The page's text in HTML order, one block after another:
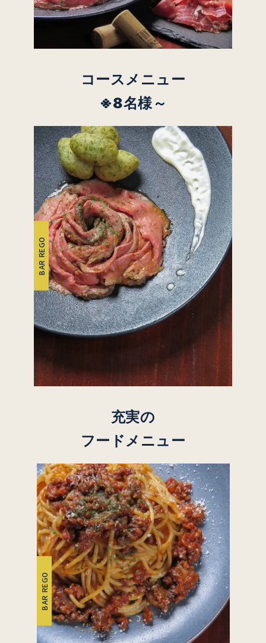
コースメニュー
※8名様～
BAR REGO
充実の
フードメニュー
BAR REGO